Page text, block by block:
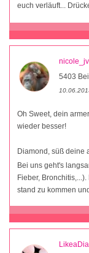
euch verläuft...
5403
Oh Sweet, dein
wieder besser!
Diamond, süß deine
Bei uns geht's
Fieber,
stand zu kommen